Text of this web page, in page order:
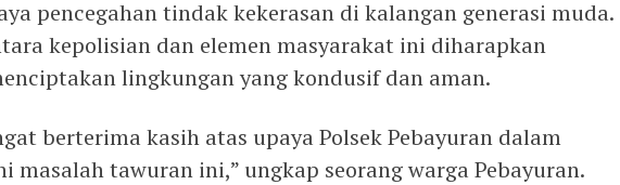
pencegahan tindak kekerasan di kalangan generasi muda.
kepolisian dan elemen masyarakat ini diharapkan
lingkungan yang kondusif dan aman.
berterima kasih atas upaya Polsek Pebayuran dalam
masalah tawuran ini,” ungkap seorang warga Pebayuran.